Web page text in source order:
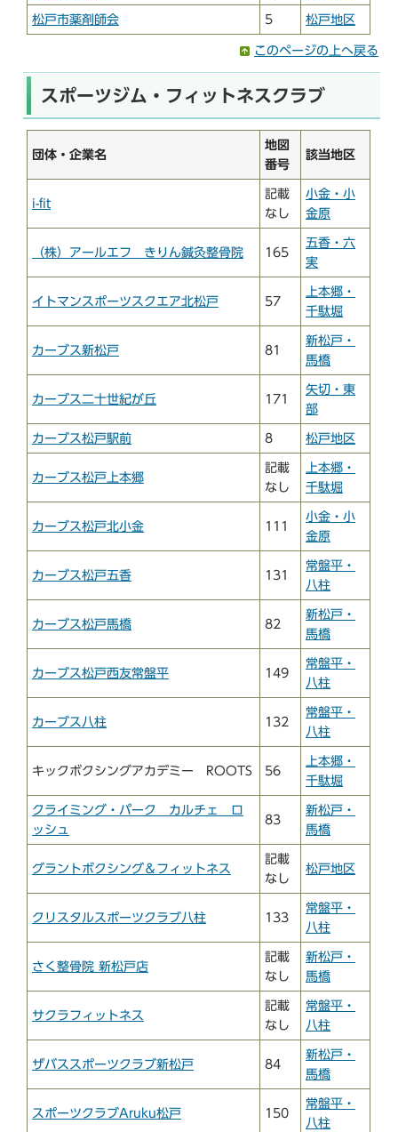
松戸市薬剤師会 5 松戸地区
このページの上へ戻る
スポーツジム・フィットネスクラブ
団体・企業名
地図
番号
該当地区
i-fit
記載
なし
小金・小
金原
（株）アールエフ きりん鍼灸整骨院 165
五香・六
実
イトマンスポーツスクエア北松戸 57
上本郷・
千駄堀
カーブス新松戸 81
新松戸・
馬橋
カーブス二十世紀が丘 171
矢切・東
部
カーブス松戸駅前 8 松戸地区
カーブス松戸上本郷
記載
なし
上本郷・
千駄堀
カーブス松戸北小金 111
小金・小
金原
カーブス松戸五香 131
常盤平・
八柱
カーブス松戸馬橋 82
新松戸・
馬橋
カーブス松戸西友常盤平 149
常盤平・
八柱
カーブス八柱 132
常盤平・
八柱
キックボクシングアカデミー ROOTS 56
上本郷・
千駄堀
クライミング・パーク カルチェ ロ
ッシュ
83
新松戸・
馬橋
グラントボクシング＆フィットネス
記載
なし
松戸地区
クリスタルスポーツクラブ八柱 133
常盤平・
八柱
さく整骨院 新松戸店
記載
なし
新松戸・
馬橋
サクラフィットネス
記載
なし
常盤平・
八柱
ザバススポーツクラブ新松戸 84
新松戸・
馬橋
スポーツクラブAruku松戸 150
常盤平・
八柱